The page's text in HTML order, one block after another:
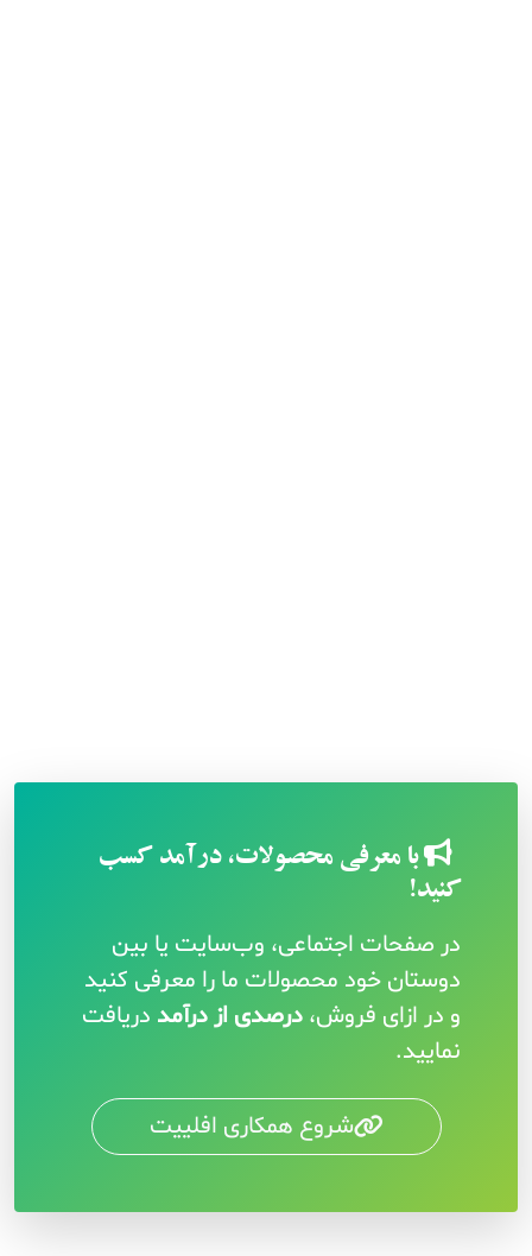
با معرفی محصولات، درآمد کسب
کنید!
در صفحات اجتماعی، وب‌سایت یا بین
دوستان خود محصولات ما را معرفی کنید
و در ازای فروش، درصدی از درآمد دریافت
نمایید.
شروع همکاری افلییت